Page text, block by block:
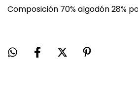
Composición 70% algodón 28%